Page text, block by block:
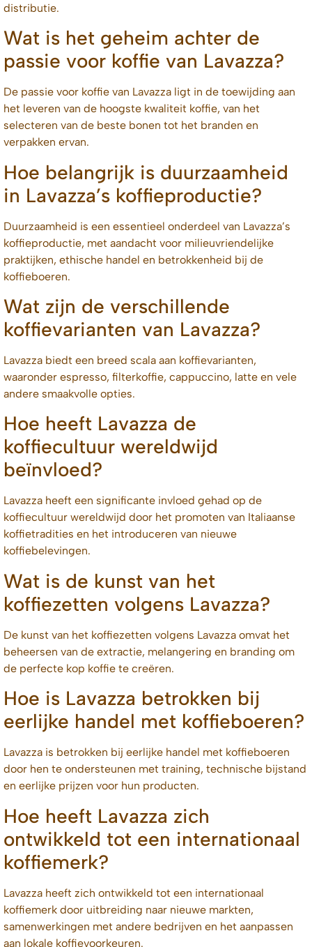
distributie.
Wat is het geheim achter de
passie voor koffie van Lavazza?
De passie voor koffie van Lavazza ligt in de toewijding aan
het leveren van de hoogste kwaliteit koffie, van het
selecteren van de beste bonen tot het branden en
verpakken ervan.
Hoe belangrijk is duurzaamheid
in Lavazza’s koffieproductie?
Duurzaamheid is een essentieel onderdeel van Lavazza’s
koffieproductie, met aandacht voor milieuvriendelijke
praktijken, ethische handel en betrokkenheid bij de
koffieboeren.
Wat zijn de verschillende
koffievarianten van Lavazza?
Lavazza biedt een breed scala aan koffievarianten,
waaronder espresso, filterkoffie, cappuccino, latte en vele
andere smaakvolle opties.
Hoe heeft Lavazza de
koffiecultuur wereldwijd
beïnvloed?
Lavazza heeft een significante invloed gehad op de
koffiecultuur wereldwijd door het promoten van Italiaanse
koffietradities en het introduceren van nieuwe
koffiebelevingen.
Wat is de kunst van het
koffiezetten volgens Lavazza?
De kunst van het koffiezetten volgens Lavazza omvat het
beheersen van de extractie, melangering en branding om
de perfecte kop koffie te creëren.
Hoe is Lavazza betrokken bij
eerlijke handel met koffieboeren?
Lavazza is betrokken bij eerlijke handel met koffieboeren
door hen te ondersteunen met training, technische bijstand
en eerlijke prijzen voor hun producten.
Hoe heeft Lavazza zich
ontwikkeld tot een internationaal
koffiemerk?
Lavazza heeft zich ontwikkeld tot een internationaal
koffiemerk door uitbreiding naar nieuwe markten,
samenwerkingen met andere bedrijven en het aanpassen
aan lokale koffievoorkeuren.